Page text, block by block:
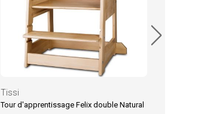
Tissi
Tour d'apprentissage Felix double Natural